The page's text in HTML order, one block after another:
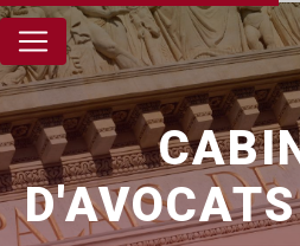
CABINET
Panneau de gestion des cookies